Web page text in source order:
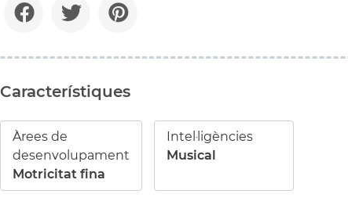
Característiques
Àrees de
desenvolupament
Motricitat fina
Intel·ligències
Musical